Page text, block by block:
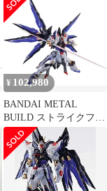
¥ 102,980
BANDAI METAL
BUILD ストライクフリ
ーダムガンダム SOUL
BLUE Ver. 『機動戦士
ガンダムSEED
DESTINY』(魂ネイシ
ョン2018、魂ウェブ商